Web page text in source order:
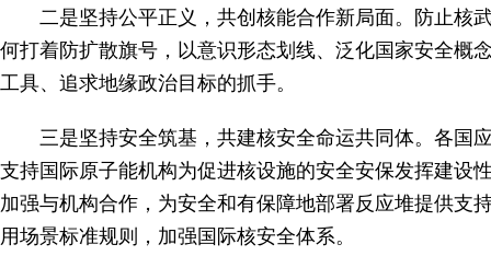
二是坚持公平正义，共创核能合作新局面。防止核
何打着防扩散旗号，以意识形态划线、泛化国家安全概
工具、追求地缘政治目标的抓手。
三是坚持安全筑基，共建核安全命运共同体。各国
支持国际原子能机构为促进核设施的安全安保发挥建设
加强与机构合作，为安全和有保障地部署反应堆提供支
用场景标准规则，加强国际核安全体系。